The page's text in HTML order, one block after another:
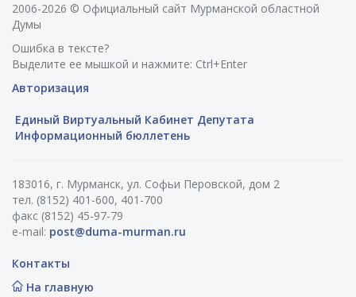
2006-2026 © Официальный сайт Мурманской областной
Думы
Ошибка в тексте?
Выделите ее мышкой и нажмите: Ctrl+Enter
Авторизация
Единый Виртуальный Кабинет Депутата
Информационный бюллетень
183016, г. Мурманск, ул. Софьи Перовской, дом 2
тел. (8152) 401-600, 401-700
факс (8152) 45-97-79
e-mail: post@duma-murman.ru
Контакты
На главную